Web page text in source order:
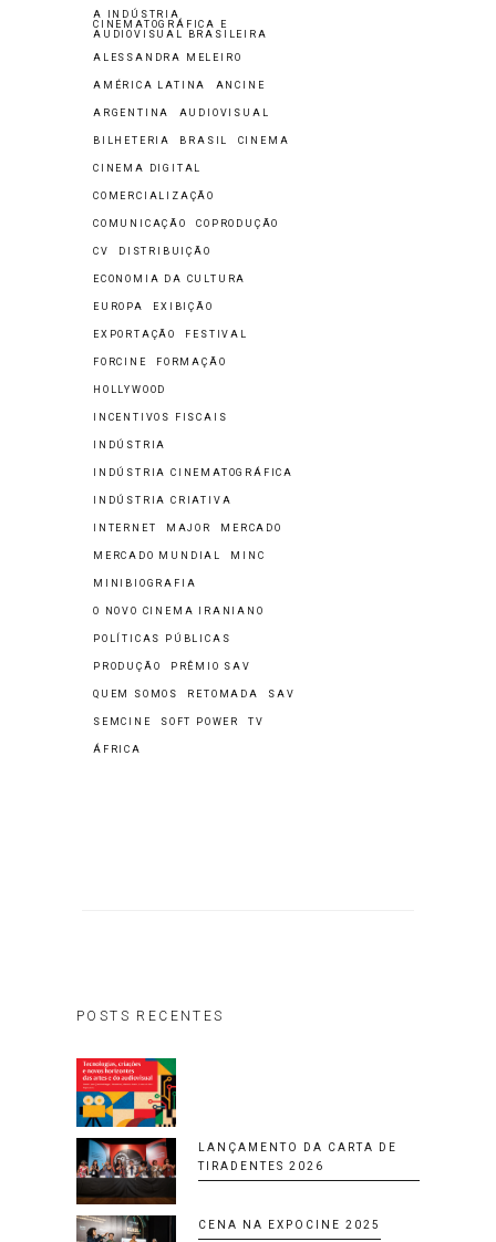
A INDÚSTRIA
CINEMATOGRÁFICA E
AUDIOVISUAL BRASILEIRA
ALESSANDRA MELEIRO
AMÉRICA LATINA ANCINE
ARGENTINA AUDIOVISUAL
BILHETERIA BRASIL CINEMA
CINEMA DIGITAL
COMERCIALIZAÇÃO
COMUNICAÇÃO COPRODUÇÃO
CV DISTRIBUIÇÃO
ECONOMIA DA CULTURA
EUROPA EXIBIÇÃO
EXPORTAÇÃO FESTIVAL
FORCINE FORMAÇÃO
HOLLYWOOD
INCENTIVOS FISCAIS
INDÚSTRIA
INDÚSTRIA CINEMATOGRÁFICA
INDÚSTRIA CRIATIVA
INTERNET MAJOR MERCADO
MERCADO MUNDIAL MINC
MINIBIOGRAFIA
O NOVO CINEMA IRANIANO
POLÍTICAS PÚBLICAS
PRODUÇÃO PRÊMIO SAV
QUEM SOMOS RETOMADA SAV
SEMCINE SOFT POWER TV
ÁFRICA
POSTS RECENTES
LANÇAMENTO DA CARTA DE
TIRADENTES 2026
CENA NA EXPOCINE 2025